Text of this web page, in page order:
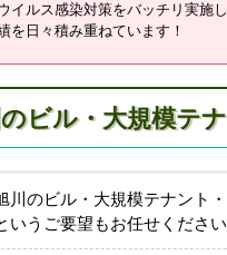
イルス感染対策をバッチリ実施
を日々積み重ねています！
ビル・大規模テ
川のビル・大規模テナント
いうご要望もお任せください